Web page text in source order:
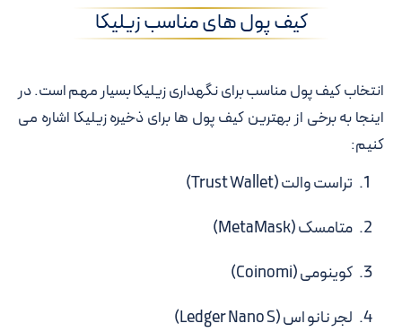
کیف پول های مناسب زیلیکا
انتخاب کیف پول مناسب برای نگهداری زیلیکا بسیار مهم است. در
اینجا به برخی از بهترین کیف پول ها برای ذخیره زیلیکا اشاره می
کنیم:
تراست والت (Trust Wallet)
متامسک (MetaMask)
کوینومی (Coinomi)
لجر نانو اس (Ledger Nano S)